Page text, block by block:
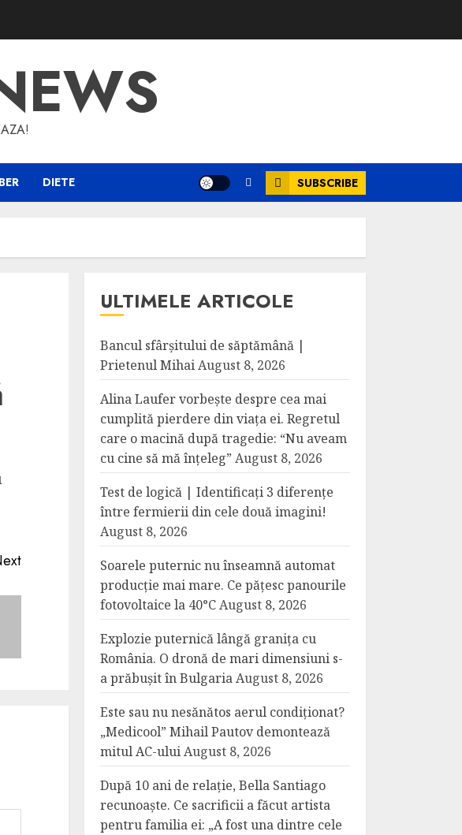
DIETE SUBSCRIBE
ULTIMELE ARTICOLE
Bancul sfârșitului de săptămână |
Prietenul MihaiAugust 8, 2026
Alina Laufer vorbește despre cea mai
cumplită pierdere din viața ei. Regretul
care o macină după tragedie: “Nu aveam
cu cine să mă înțeleg” August 8, 2026
Test de logică | Identificați 3 diferențe
între fermierii din cele două imagini!
August 8, 2026
Soarele puternic nu înseamnă automat
producție mai mare. Ce pățesc panourile
fotovoltaice la 40°CAugust 8, 2026
Explozie puternică lângă granița cu
România. O dronă de mari dimensiuni s-
a prăbușit în BulgariaAugust 8, 2026
Este sau nu nesănătos aerul condiționat?
„Medicool” Mihail Pautov demontează
mitul AC-uluiAugust 8, 2026
După 10 ani de relație, Bella Santiago
recunoaște. Ce sacrificii a făcut artista
pentru familia ei: „A fost una dintre cele